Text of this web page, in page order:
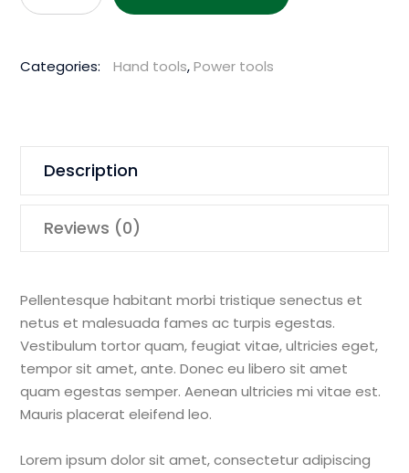
Chainsaw
Categories: Hand tools,Power tools
Description
Reviews (0)
Pellentesque habitant morbi tristique senectus et
netus et malesuada fames ac turpis egestas.
Vestibulum tortor quam, feugiat vitae, ultricies eget,
tempor sit amet, ante. Donec eu libero sit amet
quam egestas semper. Aenean ultricies mi vitae est.
Mauris placerat eleifend leo.
Lorem ipsum dolor sit amet, consectetur adipiscing